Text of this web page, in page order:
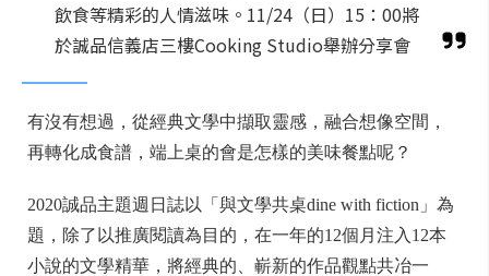
飲食等精彩的人情滋味。11/24（日）15：00將
於誠品信義店三樓Cooking Studio舉辦分享會
有沒有想過，從經典文學中擷取靈感，融合想像空間，
再轉化成食譜，端上桌的會是怎樣的美味餐點呢？
2020誠品主題週日誌以「與文學共桌dine with fiction」為
題，除了以推廣閱讀為目的，在一年的12個月注入12本
小說的文學精華，將經典的、嶄新的作品觀點共冶一